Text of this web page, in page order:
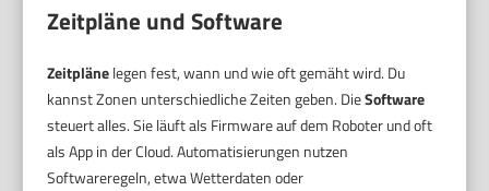
Zeitpläne und Software
Zeitplänelegen fest, wann und wie oft gemäht wird. Du
kannst Zonen unterschiedliche Zeiten geben. DieSoftware
steuert alles. Sie läuft als Firmware auf dem Roboter und oft
als App in der Cloud. Automatisierungen nutzen
Softwareregeln, etwa Wetterdaten oder